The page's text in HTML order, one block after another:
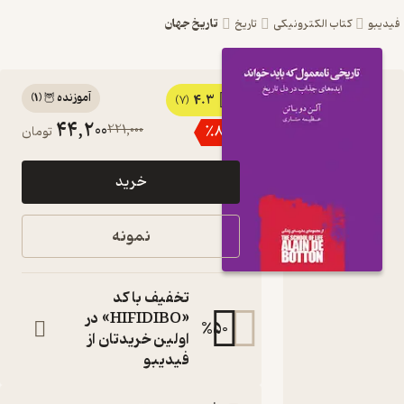
کتاب الکترونیکی تاریخ تاریخ جهان
کتاب
تاریخی
نامعمول
که باید
آلن
دوباتن
نشر پندار
تابان
4.3
(7) آموزنده 🦉(
1
)
٪ 221,000
44,200تومان
خرید
نمونه
%
تخفیف با کد
«HIFIDIBO» در
اولین خریدتان از
فیدیبو